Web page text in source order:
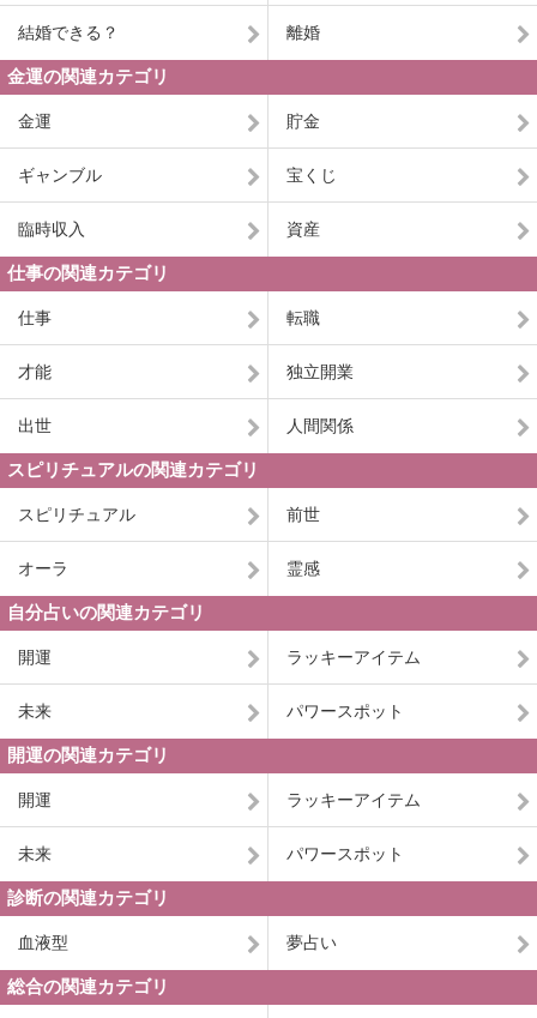
結婚できる？ 離婚
金運の関連カテゴリ
金運 貯金
ギャンブル 宝くじ
臨時収入 資産
仕事の関連カテゴリ
仕事 転職
才能 独立開業
出世 人間関係
スピリチュアルの関連カテゴリ
スピリチュアル 前世
オーラ 霊感
自分占いの関連カテゴリ
開運 ラッキーアイテム
未来 パワースポット
開運の関連カテゴリ
開運 ラッキーアイテム
未来 パワースポット
診断の関連カテゴリ
血液型 夢占い
総合の関連カテゴリ